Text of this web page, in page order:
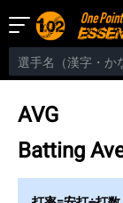
AVG
Batting